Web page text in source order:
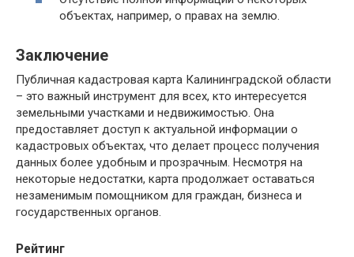
объектах, например, о правах на землю.
Заключение
Публичная кадастровая карта Калининградской области
– это важный инструмент для всех, кто интересуется
земельными участками и недвижимостью. Она
предоставляет доступ к актуальной информации о
кадастровых объектах, что делает процесс получения
данных более удобным и прозрачным. Несмотря на
некоторые недостатки, карта продолжает оставаться
незаменимым помощником для граждан, бизнеса и
государственных органов.
Рейтинг